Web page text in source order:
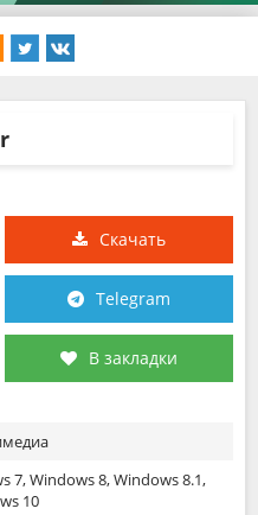
Скачать
Telegram
В закладки
7, Windows 8, Windows 8.1,
10